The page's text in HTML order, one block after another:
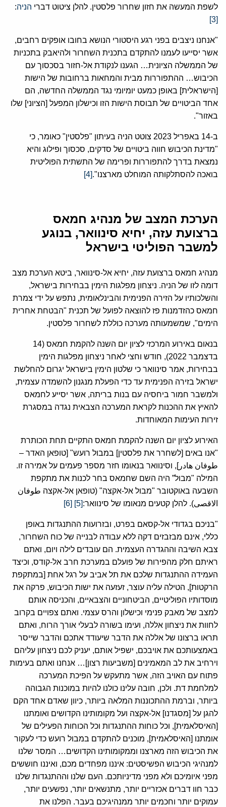
לשפת המעשה את חזון שחרור פלסטין. להלן ציטוט דברי הניה:
[3]
"אנחנו ניצבים בפני רגע היסטורי הנושא בחובו אופקים רחבים,
אשר יסייעו לעמנו להתקדם בתכנית השחרור ולהיאבק בתכניות
של הממשלה הציונית… הגענו לנקודת אל-חזור בסכסוך עם
הכיבוש… ההתפוררות מבית והמחאות ברחובות של הישות
[הישראלית] באופן כמעט יומיומי נגד הממשלה החדשה, הם
אחד הביטויים של תבוסת הישות הזו וכישלון המפעל [הציוני] שלו
באזור".
ב-14 באפריל 2023 צוטט הניה בעיתון "פלסטין" כאומר, כי
"מדינת הכיבוש חווה ביטויים של סדקים, סכסוך ופילוג והיא
נמצאת בדרך להתפוררות ופרימה של התשתית הפוליטית
בואכה להסתלקותה המוחלט מארצנו".[4]
הערכת המצב של מנהיג חמאס
ברצועת עזה, יחיא סינוואר, בנוגע
למשבר הפוליטי בישראל
מנהיג חמאס ברצועת עזה, יחיא אל-סינוואר, ביטא הערכת מצב
דומה לזו של הניה. ניצחון מפלגות הימין בבחירות בישראל,
והשלכותיו על הזירה הפנימית והבינלאומית, נתפש על ידי צמרת
חמאס כהזדמנות פז להוצאה לפועל של תכנית "הבטחת אחרית
הימים", שמשמעותה מערכה כוללת לשחרור פלסטין.
בנאום באירוע המרכזי לציון יום השנה להקמת חמאס (14
בדצמבר 2022), חודש וחצי לאחר ניצחון מפלגות הימין
בבחירות, אמר סינוואר כי שלטון הימין בישראל יגרום להחלשת
ישראל בזירה הפנימית עד כדי הפעלת מנגנון להשמדה עצמית,
ולמשבר חמור ביחסיה עם בנות בריתה, אשר יסייע לחמאס
להאיץ את ההכנות לקראת המערכה הצבאית נגדה במסגרת
זירות העימות המאוחדות.
האירוע לציון יום השנה להקמת חמאס התקיים תחת הכותרת
"אנו באים [לשחרר את פלסטין] במבול רועש" [טופאן האדר –
طوفان هادر], וסינוואר בנאומו חזר מספר פעמים על אמירה זו.
המילה "מבול” היה השם שחמאס בחר לכנות את מתקפת
השבעה באוקטובר "מבול אל-אקצה" (טופאן אל-אקצה طوفان
الاقصى). להלן קטעים מנאומו של סינוואר:[5]
[6]
"בניכם בגדודי אל-קסאם בפרט, ובזרועות ההתנגדות באופן
כללי, אינם מבזבזים דקה ללא עבודה לבנייה של כוח השחרור,
צבא השיבה וההגדרה העצמית. הם עובדים לילה ויום, ואתם
ראיתם חלק מהפירות של פועלם במערכת חרב אל-קודס, וכיצד
העמידה ההתנגדות שלכם את תל אביב על רגל אחת [במתקפת
הרקטות], הטילה עליה עוצר, זעזעה את ישות הכיבוש, פרקה את
מוסדותיו הפוליטיים, הביטחוניים והצבאיים, והכניסה אותם
למצב של מאבק פנימי וכישלון והרס עצמי. ואתם צפויים בקרוב
לחוות את ניצחון אללה, ועימו בשורה לבעלי אורך הרוח, ואתם
תראו ברצונו של אללה את הדבר שיעודד אתכם והדבר שייסר
באמצעותכם את אויבכם, ישפיל אותם, יעניק לכם ניצחון עליהם
וירחיב את לב המאמינים [משביעות רצון]… אנחנו ואתם בעימות
פתוח עם האויב הזה, אשר מתעקש על הפיכת המערכה
למלחמת דת. ולכן, חובה עלינו כולנו להיות במוכנות הגבוהה
ביותר, וברמת ההתכוננות המלאה ביותר, כיוון שאדם אחד הקם
להגן על [מסגדנו] אל-אקצה ועל מקומותינו הקדושים ואומתנו
[האיסלאמית], וכל כוחות ההתנגדות וכל הכוחות הפעילים של
אומתנו [האיסלאמית], מוכנים להתקדם במבול רועש כדי לעקור
את הכיבוש הזה מארצנו וממקומותינו הקדושים… המסר שלנו
למנהיגי הכיבוש הפשיסטים: איננו מפחדים מכם, ואיננו חוששים
מפני איומיכם ולא מפני מדיניותכם. העם שלנו וההתנגדות שלנו
כבר חוו דברים אכזריים יותר, מתנשאים יותר, נפשעים יותר,
עמוקים יותר וחכמים יותר ממנהיגיכם בעבר. הפלנו את